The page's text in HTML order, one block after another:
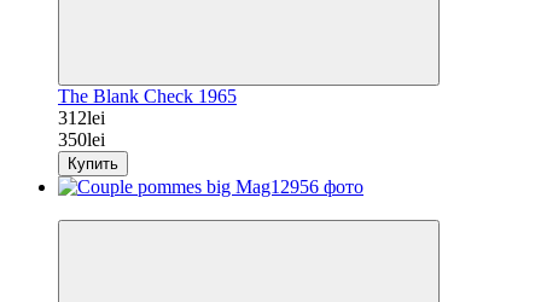
The Blank Check 1965
312lei
350lei
Купить